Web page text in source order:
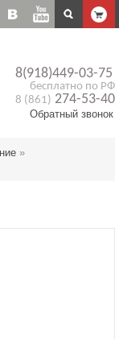
8(918)449-03-75
бесплатно по РФ
8 (861) 274-53-40
Обратный звонок
»